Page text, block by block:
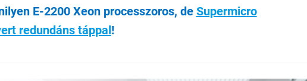
E-2200 Xeon processzoros, de Supermicro
redundáns táppal!